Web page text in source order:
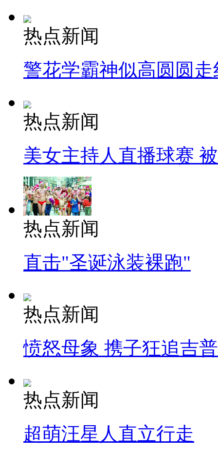
热点新闻
警花学霸神似高圆圆走
热点新闻
美女主持人直播球赛
热点新闻
直击"圣诞泳装裸跑"
热点新闻
愤怒母象 携子狂追吉
热点新闻
超萌汪星人直立行走